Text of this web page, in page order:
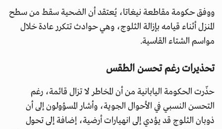
ووفق حكومة مقاطعة نيغاتا، يُعتقد أن الضحية سقط من سطح
المنزل أثناء قيامه بإزالة الثلوج، وهي حوادث تتكرر عادة خلال
مواسم الشتاء القاسية.
تحذيرات رغم تحسن الطقس
حذّرت الحكومة اليابانية من أن المخاطر لا تزال قائمة، رغم
التحسن النسبي في الأحوال الجوية، وأشار المسؤولون إلى أن
ذوبان الثلوج قد يؤدي إلى انهيارات أرضية، إضافة إلى تحول